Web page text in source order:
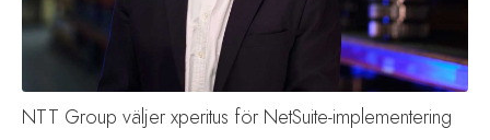
NTT Group väljer xperitus för NetSuite-implementering